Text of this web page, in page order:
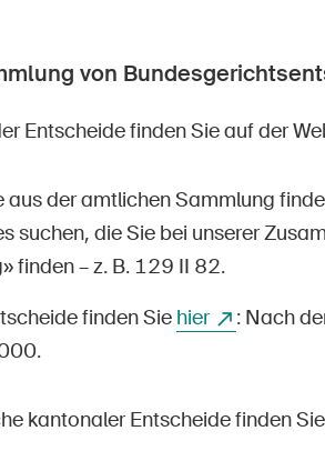
von
Entscheide finden Sie auf der
aus der amtlichen Sammlung
suchen, die Sie bei unserer
finden – z. B. 129 II 82.
finden Sie hier
: Nach
kantonaler Entscheide finden